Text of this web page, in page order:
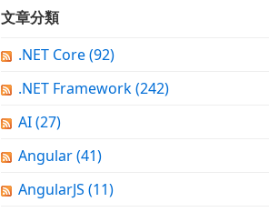
文章分類
.NET Core(92)
.NET Framework(242)
AI(27)
Angular(41)
AngularJS (11)